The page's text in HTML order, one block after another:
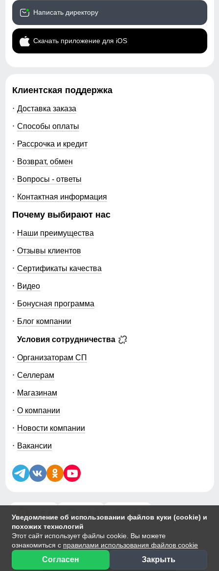
Уведомление об использовании файлов куки (cookie) и
похожих технологий
Этот сайт использует файлы cookie. Вы можете
ознакомиться с правилами использования файлов cookie
Согласен Закрыть
Сортировка Фильтры
Написать директору
Скачать приложение для iOS
Клиентская поддержка
Доставка заказа
Способы оплаты
Рассрочка и кредит
Возврат, обмен
Вопросы - ответы
Контактная информация
Почему выбирают нас
Наши преимущества
Отзывы клиентов
Сертификаты качества
Видео
Бонусная программа
Блог компании
Условия сотрудничества
Организаторам СП
Селлерам
Магазинам
О компании
Новости компании
Вакансии
5.0 5.0 5.0
© 2014-2026 ООО «МТФОРС ПЛЮС»
Продажа одежды мелким и крупным оптом в Москве, ул. Чагинская,
д.3Б, стр.1
Публичная оферта|Персональные данные Политика Cookie